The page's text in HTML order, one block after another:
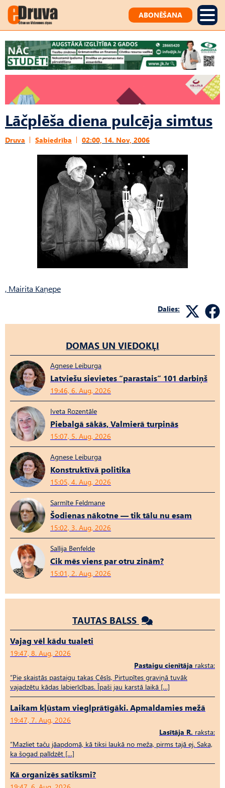
ABONĒŠANA
Lāčplēša diena pulcēja simtus
Druva Sabiedrība 02:00, 14. Nov, 2006
, Mairita Kaņepe
Dalies:
DOMAS UN VIEDOKĻI
Agnese Leiburga
Latviešu sievietes “parastais” 101 darbiņš
19:46, 6. Aug, 2026
Iveta Rozentāle
Piebalgā sākās, Valmierā turpinās
15:07, 5. Aug, 2026
Agnese Leiburga
Konstruktīvā politika
15:05, 4. Aug, 2026
Sarmīte Feldmane
Šodienas nākotne — tik tālu nu esam
15:02, 3. Aug, 2026
Sallija Benfelde
Cik mēs viens par otru zinām?
15:01, 2. Aug, 2026
TAUTAS BALSS
Vajag vēl kādu tualeti
19:47, 8. Aug, 2026
Pastaigu cienītāja raksta:
“Pie skaistās pastaigu takas Cēsīs, Pirtupītes graviņā tuvāk
vajadzētu kādas labierīcības. Īpaši jau karstā laikā […]
Laikam kļūstam vieglprātīgāki. Apmaldamies mežā
19:47, 7. Aug, 2026
Lasītāja R. raksta:
“Mazliet taču jāapdomā, kā tiksi laukā no meža, pirms tajā ej. Saka,
ka šogad palīdzēt […]
Kā organizēs satiksmi?